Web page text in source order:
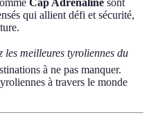
Cap Adrénaline sont
qui allient défi et sécurité,
les meilleures tyroliennes du
à ne pas manquer.
à travers le monde